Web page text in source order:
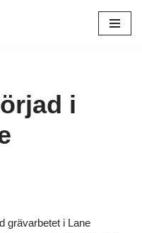
i
grävarbetet i Lane